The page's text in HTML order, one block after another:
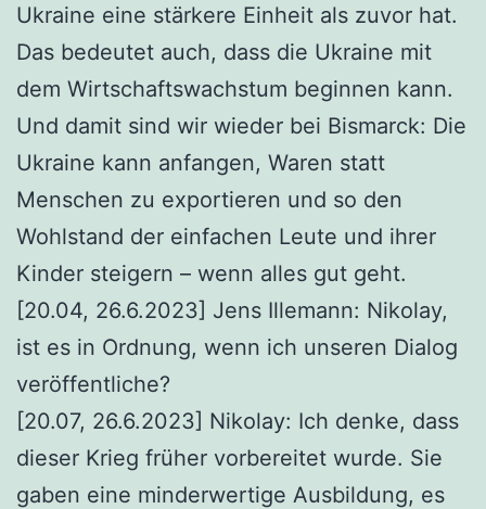
Ukraine eine stärkere Einheit als zuvor hat.
Das bedeutet auch, dass die Ukraine mit
dem Wirtschaftswachstum beginnen kann.
Und damit sind wir wieder bei Bismarck: Die
Ukraine kann anfangen, Waren statt
Menschen zu exportieren und so den
Wohlstand der einfachen Leute und ihrer
Kinder steigern – wenn alles gut geht.
[20.04, 26.6.2023] Jens Illemann: Nikolay,
ist es in Ordnung, wenn ich unseren Dialog
veröffentliche?
[20.07, 26.6.2023] Nikolay: Ich denke, dass
dieser Krieg früher vorbereitet wurde. Sie
gaben eine minderwertige Ausbildung, es